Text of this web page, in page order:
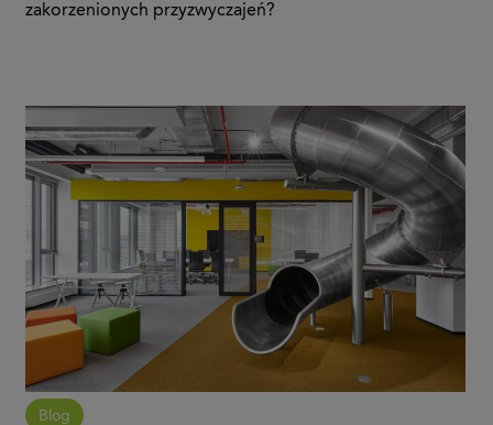
zakorzenionych przyzwyczajeń?
Blog